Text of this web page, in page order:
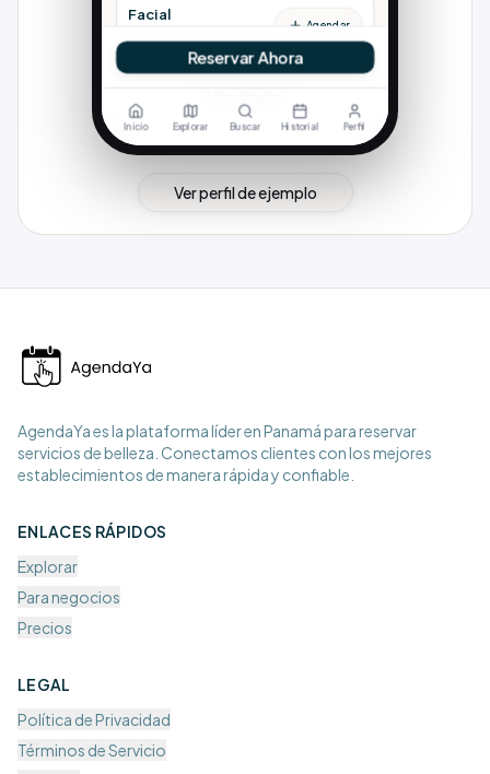
Ver perfil de ejemplo
AgendaYa es la plataforma líder en Panamá para reservar
servicios de belleza. Conectamos clientes con los mejores
establecimientos de manera rápida y confiable.
ENLACES RÁPIDOS
Explorar
Para negocios
Precios
LEGAL
Política de Privacidad
Términos de Servicio